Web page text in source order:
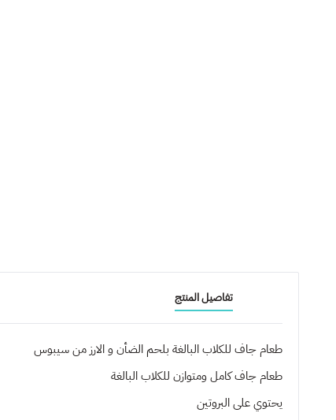
تفاصيل المنتج
طعام جاف للكلاب البالغة بلحم الضأن و الارز من سيبوس
طعام جاف كامل ومتوازن للكلاب البالغة
يحتوي على البروتين